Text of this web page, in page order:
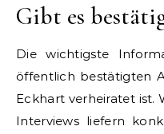
Gibt es
Die wichtigste
öffentlich bestätigten
Eckhart verheiratet ist.
Interviews liefern